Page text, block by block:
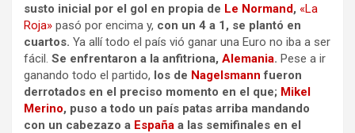
susto inicial por el gol en propia de Le Normand, «La
Roja» pasó por encima y, con un 4 a 1, se plantó en
cuartos. Ya allí todo el país vió ganar una Euro no iba a ser
fácil. Se enfrentaron a la anfitriona, Alemania. Pese a ir
ganando todo el partido, los de Nagelsmann fueron
derrotados en el preciso momento en el que; Mikel
Merino, puso a todo un país patas arriba mandando
con un cabezazo a España a las semifinales en el